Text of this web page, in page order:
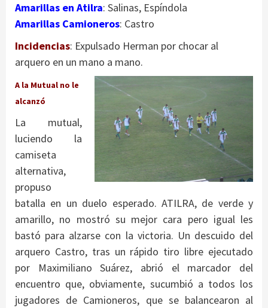
Amarillas en Atilra: Salinas, Espíndola
Amarillas Camioneros: Castro
Incidencias: Expulsado Herman por chocar al
arquero en un mano a mano.
A la Mutual no le
alcanzó
La mutual,
luciendo la
camiseta
alternativa,
propuso
batalla en un duelo esperado. ATILRA, de verde y
amarillo, no mostró su mejor cara pero igual les
bastó para alzarse con la victoria. Un descuido del
arquero Castro, tras un rápido tiro libre ejecutado
por Maximiliano Suárez, abrió el marcador del
encuentro que, obviamente, sucumbió a todos los
jugadores de Camioneros, que se balancearon al